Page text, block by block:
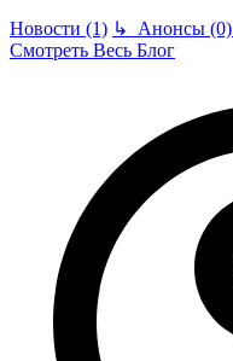
Новости (1) ↳ Анонсы (0)
Смотреть Весь Блог